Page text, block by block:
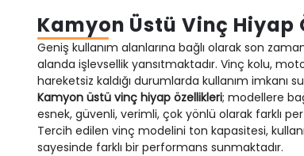
Kamyon Üstü Vinç Hiyap
Geniş kullanım alanlarına bağlı olarak son
alanda işlevsellik yansıtmaktadır. Vinç kolu,
hareketsiz kaldığı durumlarda kullanım imkanı
Kamyon üstü vinç hiyap özellikleri; modellere
esnek, güvenli, verimli, çok yönlü olarak farklı
Tercih edilen vinç modelini ton kapasitesi,
sayesinde farklı bir performans sunmaktadır.